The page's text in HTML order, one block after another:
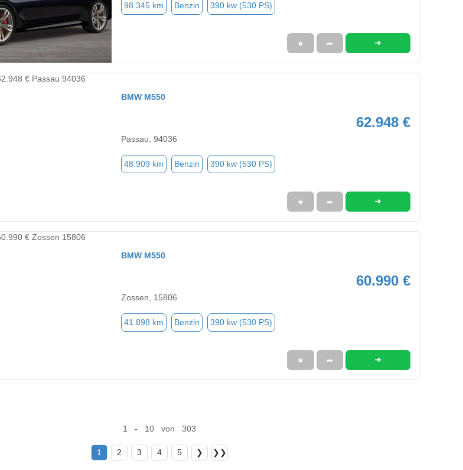
98.345 km Benzin 390 kw (530 PS)
★ ➦ ➜
BMW M550
62.948 €
Passau, 94036
48.909 km Benzin 390 kw (530 PS)
★ ➦ ➜
BMW M550
60.990 €
Zossen, 15806
41.898 km Benzin 390 kw (530 PS)
★ ➦ ➜
1 - 10 von 303
1 2 3 4 5 ❯ ❯❯